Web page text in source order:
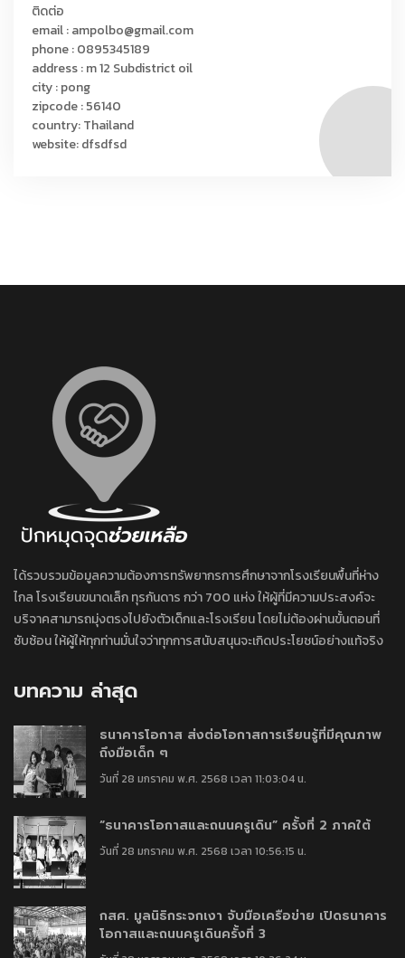
ติดต่อ
email : ampolbo@gmail.com
phone : 0895345189
address : m 12 Subdistrict oil
city : pong
zipcode : 56140
country: Thailand
website: dfsdfsd
ได้รวบรวมข้อมูลความต้องการทรัพยากรการศึกษาจากโรงเรียนพื้นที่ห่าง
ไกล โรงเรียนขนาดเล็ก ทุรกันดาร กว่า 700 แห่ง ให้ผู้ที่มีความประสงค์จะ
บริจาคสามารถมุ่งตรงไปยังตัวเด็กและโรงเรียน โดยไม่ต้องผ่านขั้นตอนที่
ซับซ้อน ให้ผู้ให้ทุกท่านมั่นใจว่าทุกการสนับสนุนจะเกิดประโยชน์อย่างแท้จริง
บทความ ล่าสุด
ธนาคารโอกาส ส่งต่อโอกาสการเรียนรู้ที่มีคุณภาพ
ถึงมือเด็ก ๆ
วันที่ 28 มกราคม พ.ศ. 2568 เวลา 11:03:04 น.
“ธนาคารโอกาสและถนนครูเดิน” ครั้งที่ 2 ภาคใต้
วันที่ 28 มกราคม พ.ศ. 2568 เวลา 10:56:15 น.
กสศ. มูลนิธิกระจกเงา จับมือเครือข่าย เปิดธนาคาร
โอกาสและถนนครูเดินครั้งที่ 3